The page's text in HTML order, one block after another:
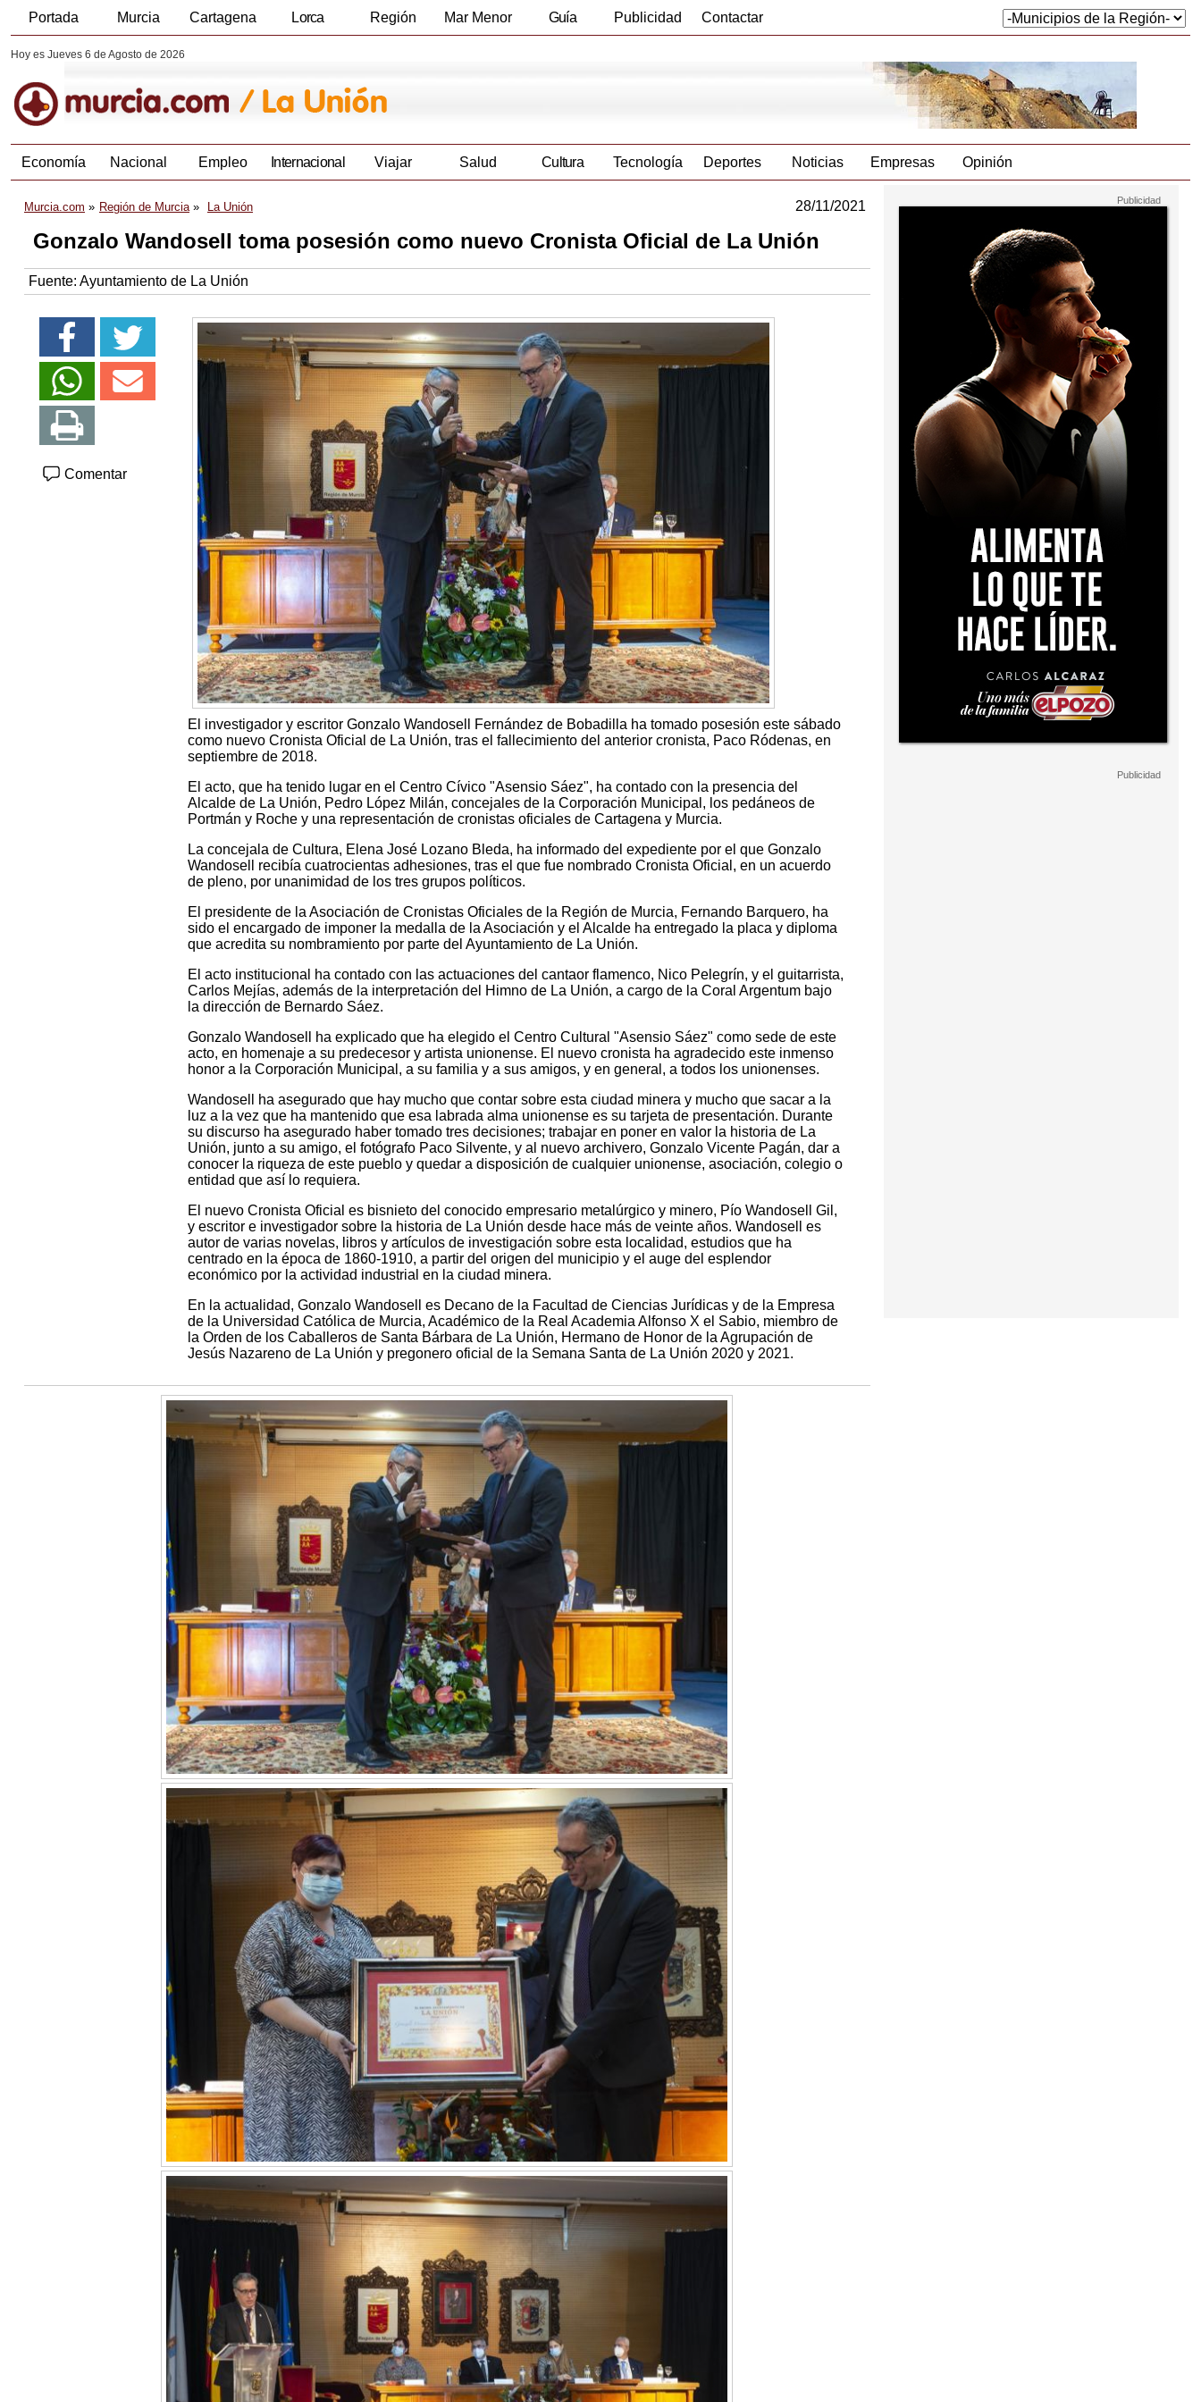
Portada Murcia Cartagena Lorca Región Mar Menor Guía Publicidad Contactar
Hoy es Jueves 6 de Agosto de 2026
Economía Nacional Empleo Internacional Viajar Salud Cultura Tecnología Deportes Noticias Empresas Opinión
Murcia.com Región de Murcia La Unión 28/11/2021
Gonzalo Wandosell toma posesión como nuevo Cronista Oficial de La Unión
Fuente: Ayuntamiento de La Unión
Comentar
El investigador y escritor Gonzalo Wandosell Fernández de Bobadilla ha tomado posesión este sábado
como nuevo Cronista Oficial de La Unión, tras el fallecimiento del anterior cronista, Paco Ródenas, en
septiembre de 2018.
El acto, que ha tenido lugar en el Centro Cívico "Asensio Sáez", ha contado con la presencia del
Alcalde de La Unión, Pedro López Milán, concejales de la Corporación Municipal, los pedáneos de
Portmán y Roche y una representación de cronistas oficiales de Cartagena y Murcia.
La concejala de Cultura, Elena José Lozano Bleda, ha informado del expediente por el que Gonzalo
Wandosell recibía cuatrocientas adhesiones, tras el que fue nombrado Cronista Oficial, en un acuerdo
de pleno, por unanimidad de los tres grupos políticos.
El presidente de la Asociación de Cronistas Oficiales de la Región de Murcia, Fernando Barquero, ha
sido el encargado de imponer la medalla de la Asociación y el Alcalde ha entregado la placa y diploma
que acredita su nombramiento por parte del Ayuntamiento de La Unión.
El acto institucional ha contado con las actuaciones del cantaor flamenco, Nico Pelegrín, y el guitarrista,
Carlos Mejías, además de la interpretación del Himno de La Unión, a cargo de la Coral Argentum bajo
la dirección de Bernardo Sáez.
Gonzalo Wandosell ha explicado que ha elegido el Centro Cultural "Asensio Sáez" como sede de este
acto, en homenaje a su predecesor y artista unionense. El nuevo cronista ha agradecido este inmenso
honor a la Corporación Municipal, a su familia y a sus amigos, y en general, a todos los unionenses.
Wandosell ha asegurado que hay mucho que contar sobre esta ciudad minera y mucho que sacar a la
luz a la vez que ha mantenido que esa labrada alma unionense es su tarjeta de presentación. Durante
su discurso ha asegurado haber tomado tres decisiones; trabajar en poner en valor la historia de La
Unión, junto a su amigo, el fotógrafo Paco Silvente, y al nuevo archivero, Gonzalo Vicente Pagán, dar a
conocer la riqueza de este pueblo y quedar a disposición de cualquier unionense, asociación, colegio o
entidad que así lo requiera.
El nuevo Cronista Oficial es bisnieto del conocido empresario metalúrgico y minero, Pío Wandosell Gil,
y escritor e investigador sobre la historia de La Unión desde hace más de veinte años. Wandosell es
autor de varias novelas, libros y artículos de investigación sobre esta localidad, estudios que ha
centrado en la época de 1860-1910, a partir del origen del municipio y el auge del esplendor
económico por la actividad industrial en la ciudad minera.
En la actualidad, Gonzalo Wandosell es Decano de la Facultad de Ciencias Jurídicas y de la Empresa
de la Universidad Católica de Murcia, Académico de la Real Academia Alfonso X el Sabio, miembro de
la Orden de los Caballeros de Santa Bárbara de La Unión, Hermano de Honor de la Agrupación de
Jesús Nazareno de La Unión y pregonero oficial de la Semana Santa de La Unión 2020 y 2021.